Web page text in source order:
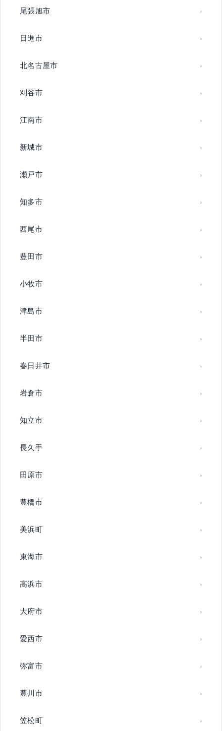
尾張旭市
日進市
北名古屋市
刈谷市
江南市
新城市
瀬戸市
知多市
西尾市
豊田市
小牧市
津島市
半田市
春日井市
岩倉市
知立市
長久手
田原市
豊橋市
美浜町
東海市
高浜市
大府市
愛西市
弥富市
豊川市
笠松町